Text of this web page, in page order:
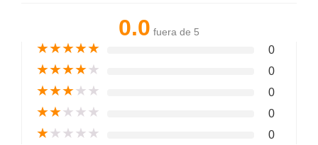
0.0 fuera de 5
★★★★★ 0
★★★★★ 0
★★★★★ 0
★★★★★ 0
★★★★★ 0